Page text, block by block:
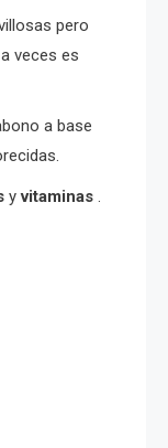
pero
veces es
a base
yvitaminas .